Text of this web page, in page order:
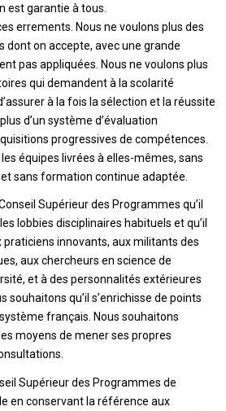
est garantie à tous.
errements. Nous ne voulons plus des
dont on accepte, avec une grande
pas appliquées. Nous ne voulons plus
qui demandent à la scolarité
à la fois la sélection et la réussite
d’un système d’évaluation
progressives de compétences.
équipes livrées à elles-mêmes, sans
sans formation continue adaptée.
Supérieur des Programmes qu’il
lobbies disciplinaires habituels et qu’il
innovants, aux militants des
aux chercheurs en science de
et à des personnalités extérieures
souhaitons qu’il s’enrichisse de points
français. Nous souhaitons
moyens de mener ses propres
Supérieur des Programmes de
en conservant la référence aux